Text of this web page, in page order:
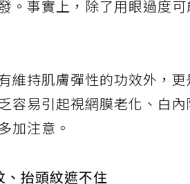
。事實上，除了用眼過度
維持肌膚彈性的功效外，
容易引起視網膜老化、白
加注意。